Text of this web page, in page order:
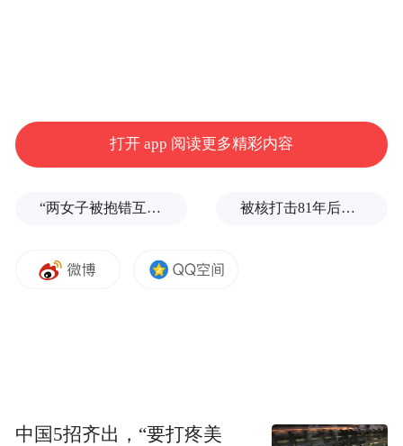
打开 app 阅读更多精彩内容
“两女子被抱错互换人生37年”一当事人沉默多日发声：我不是受益者 被核打击81年后，日本广岛废墟旁响起抗议声：拒绝拥核
中国5招齐出，“要打疼美